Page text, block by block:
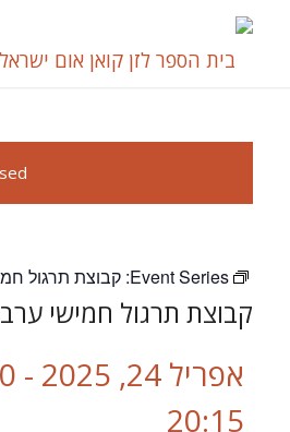
Event Series: קבוצת תרגול
קבוצת תרגול חמישי
אפריל 24, 2025 - 18:00
20:15